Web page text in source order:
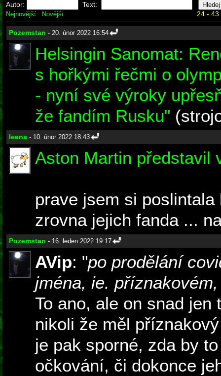
Autor: Text:
Nejnovější Novější 24 - 43
Pozemstan - 20. únor 2022 16:54
Helsingin Sanomat:
s hořkými řečmi o
- nyní své výroky
že fandím Rusku"
leena - 10. únor 2022 18:43
Aston Martin představil
prave jsem si
zrovna jejich fanda ...
Pozemstan - 16. leden 2022 19:17
AVip: "po prodělání
jména, ie.
To ano, ale on snad
nikoli že měl
je pak sporné, zda by
očkování, či dokonce